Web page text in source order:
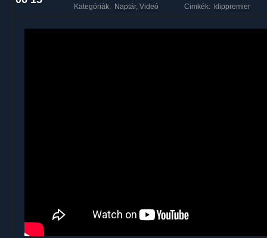
Kategóriák: Naptár, Videó Cimkék: klippremier